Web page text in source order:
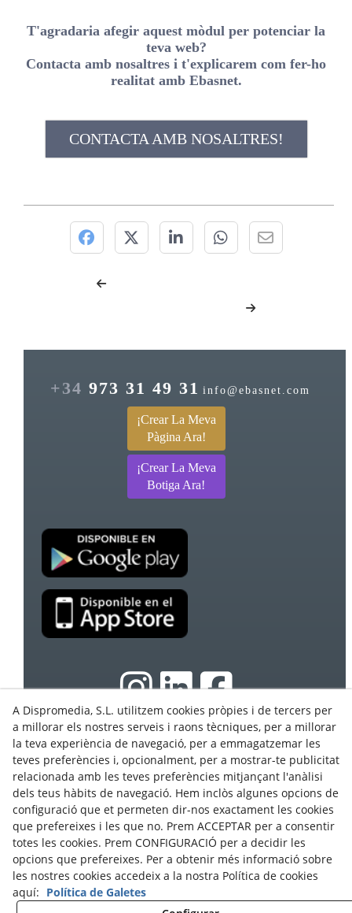
T'agradaria afegir aquest mòdul per potenciar la
teva web?
Contacta amb nosaltres i t'explicarem com fer-ho
realitat amb Ebasnet.
CONTACTA AMB NOSALTRES!
+34 973 31 49 31 info@ebasnet.com
¡Crear La Meva
Pàgina Ara!
¡Crear La Meva
Botiga Ara!
© 08/2026 Ebasnet - Dispromedia, SL - Tots els drets
reservats.
Condicions d'Ús
Avís Legal
Política de privacitat
Cookies
Programa Partners
Contacte
A Dispromedia, S.L. utilitzem cookies pròpies i de tercers per
a millorar els nostres serveis i raons tècniques, per a millorar
la teva experiència de navegació, per a emmagatzemar les
teves preferències i, opcionalment, per a mostrar-te publicitat
relacionada amb les teves preferències mitjançant l'anàlisi
dels teus hàbits de navegació. Hem inclòs algunes opcions de
configuració que et permeten dir-nos exactament les cookies
que prefereixes i les que no. Prem ACCEPTAR per a consentir
totes les cookies. Prem CONFIGURACIÓ per a decidir les
opcions que prefereixes. Per a obtenir més informació sobre
les nostres cookies accedeix a la nostra Política de cookies
aquí: Política de Galetes